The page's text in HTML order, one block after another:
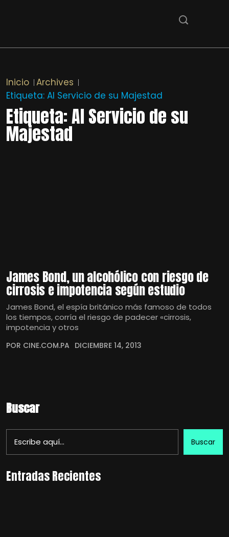
Inicio Archives
Etiqueta: Al Servicio de su Majestad
Etiqueta:Al Servicio de su
Majestad
James Bond, un alcohólico con riesgo de
cirrosis e impotencia según estudio
James Bond, el espía británico más famoso de todos
los tiempos, corría el riesgo de padecer «cirrosis,
impotencia y otros
POR CINE.COM.PA DICIEMBRE 14, 2013
Buscar
Buscar
Entradas Recientes